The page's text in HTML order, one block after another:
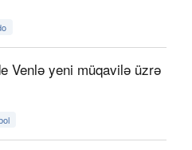
Venlə yeni müqavilə üzrə